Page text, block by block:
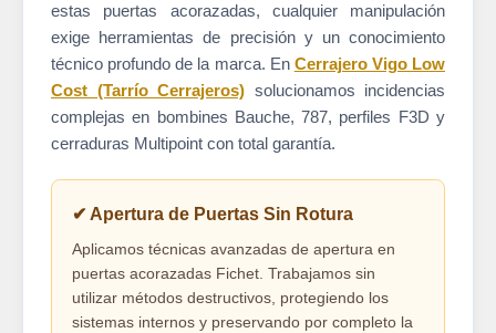
estas puertas acorazadas, cualquier manipulación
exige herramientas de precisión y un conocimiento
técnico profundo de la marca. En Cerrajero Vigo Low
Cost (Tarrío Cerrajeros) solucionamos incidencias
complejas en bombines Bauche, 787, perfiles F3D y
cerraduras Multipoint con total garantía.
✔ Apertura de Puertas Sin Rotura
Aplicamos técnicas avanzadas de apertura en
puertas acorazadas Fichet. Trabajamos sin
utilizar métodos destructivos, protegiendo los
sistemas internos y preservando por completo la